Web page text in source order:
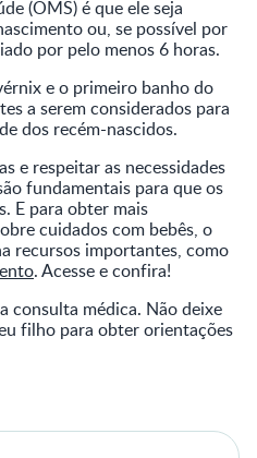
(OMS) é que ele seja
ou, se possível por
por pelo menos 6 horas.
e o primeiro banho do
a serem considerados para
dos recém-nascidos.
e respeitar as necessidades
fundamentais para que os
E para obter mais
cuidados com bebês, o
recursos importantes, como
. Acesse e confira!
consulta médica. Não deixe
filho para obter orientações